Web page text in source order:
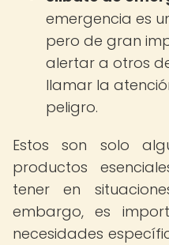
emergencia es
pero de gran
alertar a otros
llamar la
peligro.
Estos son solo
productos
tener en
embargo, es
necesidades